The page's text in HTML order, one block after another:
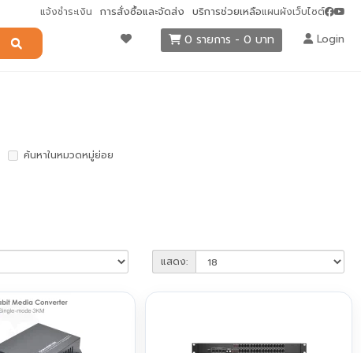
แจ้งชำระเงิน การสั่งซื้อและจัดส่ง บริการช่วยเหลือแผนผังเว็บไซต์
0 รายการ - 0 บาท Login
ค้นหาในหมวดหมู่ย่อย
แสดง: